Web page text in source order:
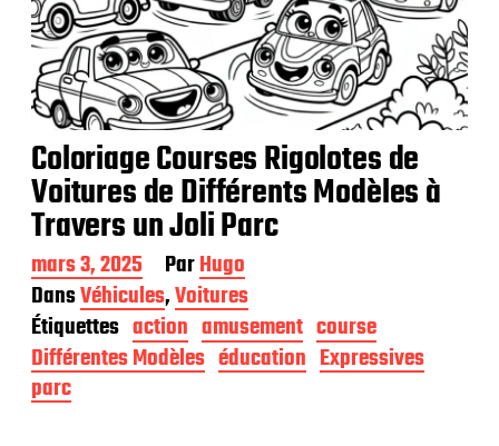
Coloriage Courses Rigolotes de
Voitures de Différents Modèles à
Travers un Joli Parc
D
a
t
e
d
e
p
mars 3, 2025 ParHugo
DansVéhicules,Voitures
Étiquettes action amusement course
Différentes Modèles éducation Expressives
parc